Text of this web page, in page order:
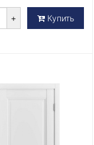
+ Купить